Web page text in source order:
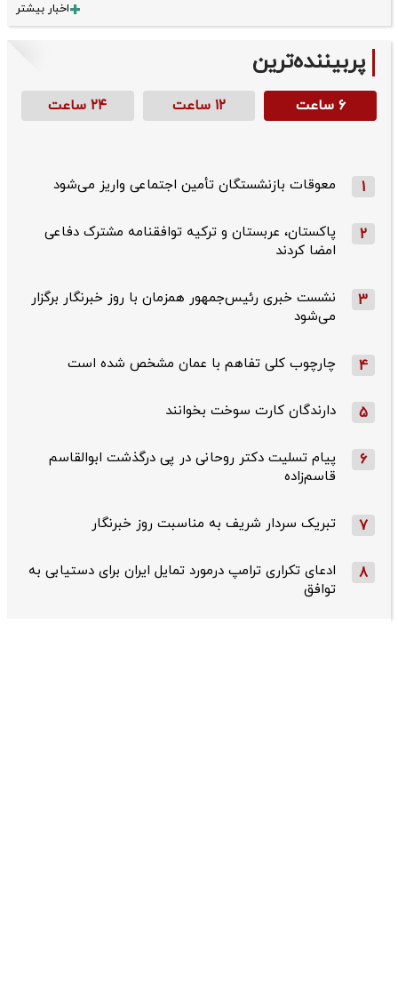
اخبار بیشتر
پربیننده‌ترین
۶ ساعت ۱۲ ساعت ۲۴ ساعت
1 معوقات بازنشستگان تأمین اجتماعی واریز می‌شود
2
پاکستان، عربستان و ترکیه توافقنامه مشترک دفاعی
امضا کردند
3
نشست خبری رئیس‌جمهور همزمان با روز خبرنگار برگزار
می‌شود
4 چارچوب کلی تفاهم با عمان مشخص شده است
5 دارندگان کارت سوخت بخوانند
6
پیام تسلیت دکتر روحانی در پی درگذشت ابوالقاسم
قاسم‌زاده
7 تبریک سردار شریف به مناسبت روز خبرنگار
8
ادعای تکراری ترامپ درمورد تمایل ایران برای دستیابی به
توافق